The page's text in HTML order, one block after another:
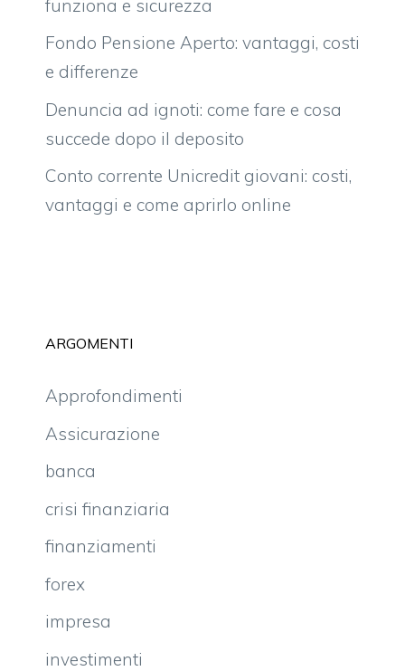
funziona e sicurezza
Fondo Pensione Aperto: vantaggi, costi
e differenze
Denuncia ad ignoti: come fare e cosa
succede dopo il deposito
Conto corrente Unicredit giovani: costi,
vantaggi e come aprirlo online
ARGOMENTI
Approfondimenti
Assicurazione
banca
crisi finanziaria
finanziamenti
forex
impresa
investimenti